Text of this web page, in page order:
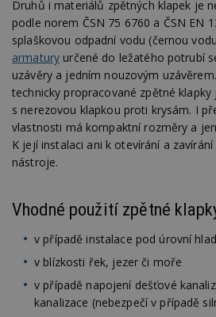
Druhů i materiálů zpětných klapek je
podle norem ČSN 75 6760 a ČSN EN
splaškovou odpadní vodu (černou
armatury určené do ležatého potrubí
uzávěry a jedním nouzovým
technicky propracované zpětné
s nerezovou klapkou proti krysám. I
vlastnosti má kompaktní rozměry a
K její instalaci ani k otevírání a
nástroje.
Vhodné použití zpětné
v případě instalace pod úrovní
v blízkosti řek, jezer či moře
v případě napojení dešťové
kanalizace (nebezpečí v případě